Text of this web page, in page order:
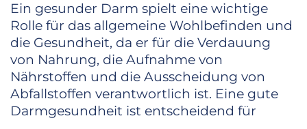
Ein gesunder Darm spielt eine wichtige
Rolle für das allgemeine Wohlbefinden und
die Gesundheit, da er für die Verdauung
von Nahrung, die Aufnahme von
Nährstoffen und die Ausscheidung von
Abfallstoffen verantwortlich ist. Eine gute
Darmgesundheit ist entscheidend für